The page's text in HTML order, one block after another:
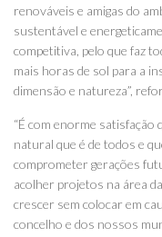
renováveis e amigas do
sustentável e
competitiva, pelo que faz
mais horas de sol para a
dimensão e natureza”,
“É com enorme satisfação
natural que é de todos e
comprometer gerações
acolher projetos na área
crescer sem colocar em
concelho e dos nossos